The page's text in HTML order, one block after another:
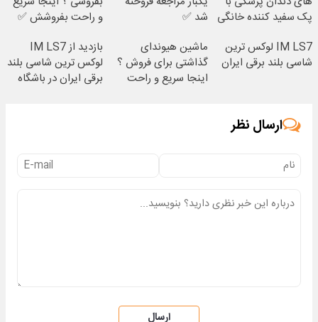
پک سفید کننده خانگی شد ✅
و راحت بفروشش ✅
IM LS7 لوکس ترین
شاسی بلند برقی ایران
ماشین هیوندای
گذاشتی برای فروش ؟
اینجا سریع و راحت
بازدید از IM LS7
لوکس ترین شاسی بلند
برقی ایران در باشگاه
ارسال نظر
ارسال